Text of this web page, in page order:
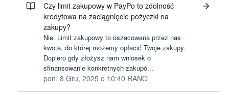
Czy limit zakupowy w PayPo to zdolność
kredytowa na zaciągnięcie pożyczki na
zakupy?
Nie. Limit zakupowy to oszacowana przez nas
kwota, do której możemy opłacić Twoje zakupy.
Dopiero gdy złożysz nam wniosek o
sfinansowanie konkretnych zakupó...
pon, 8 Gru, 2025 o 10:40 RANO